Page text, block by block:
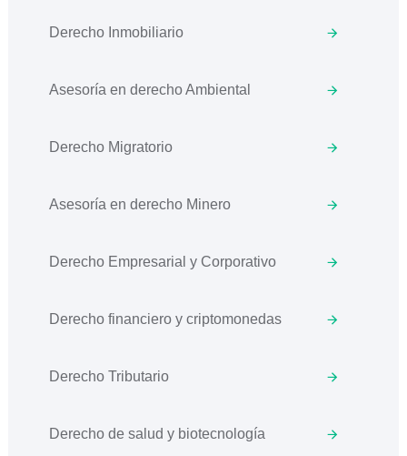
Derecho Inmobiliario
Asesoría en derecho Ambiental
Derecho Migratorio
Asesoría en derecho Minero
Derecho Empresarial y Corporativo
Derecho financiero y criptomonedas
Derecho Tributario
Derecho de salud y biotecnología